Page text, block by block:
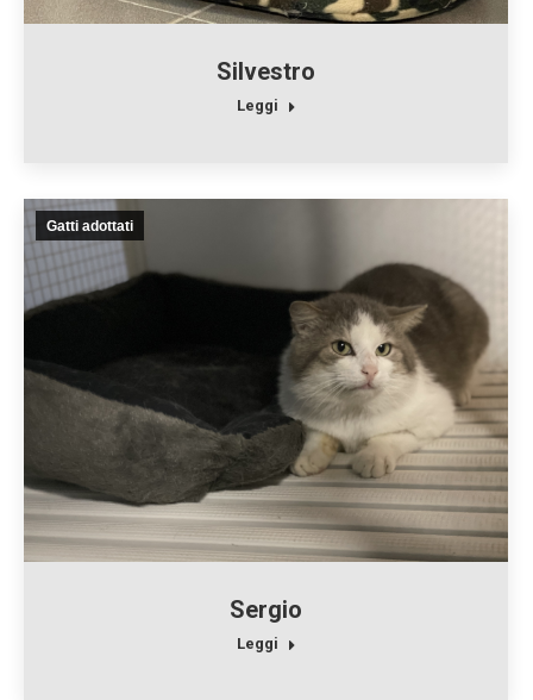
Silvestro
Leggi
Gatti adottati
Sergio
Leggi